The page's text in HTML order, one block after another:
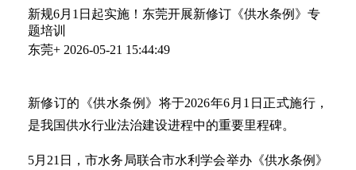
新规6月1日起实施！东莞开展新修订《供水条例》专
题培训
东莞+ 2026-05-21 15:44:49
新修订的《供水条例》将于2026年6月1日正式施行，
是我国供水行业法治建设进程中的重要里程碑。
5月21日，市水务局联合市水利学会举办《供水条例》